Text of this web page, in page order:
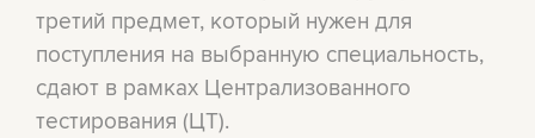
третий предмет, который нужен для
поступления на выбранную специальность,
сдают в рамках Централизованного
тестирования (ЦТ).